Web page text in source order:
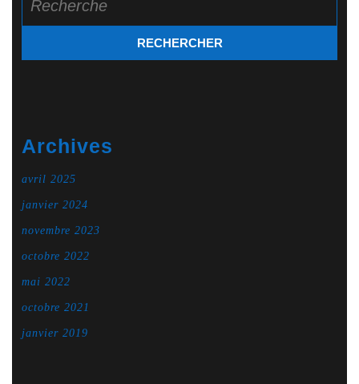
for:
Archives
avril 2025
janvier 2024
novembre 2023
octobre 2022
mai 2022
octobre 2021
janvier 2019